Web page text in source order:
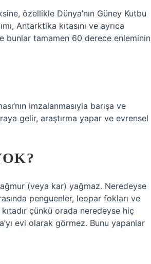
özellikle Dünya’nın Güney Kutbu
Antarktika kıtasını ve ayrıca
bunlar tamamen 60 derece enleminin
imzalanmasıyla barışa ve
gelir, araştırma yapar ve evrensel
(veya kar) yağmaz. Neredeyse
penguenler, leopar fokları ve
çünkü orada neredeyse hiç
evi olarak görmez. Bunu yapanlar